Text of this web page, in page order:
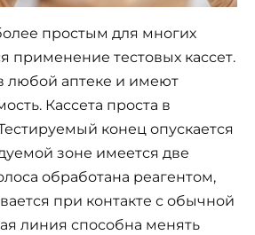
простым для многих
применение тестовых кассет.
любой аптеке и имеют
Кассета проста в
конец опускается
зоне имеется две
обработана реагентом,
при контакте с обычной
линия способна менять